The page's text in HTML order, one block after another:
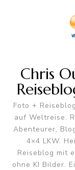
Chris
Foto +
auf Weltreise.
Abenteurer,
4×4 LKW.
Reiseblog mit
ohne KI Bilder.